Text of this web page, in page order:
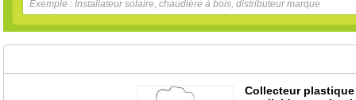
Collecteur plastique